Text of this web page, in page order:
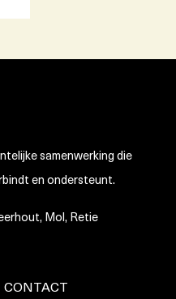
samenwerking die
en ondersteunt.
Mol, Retie
CONTACT